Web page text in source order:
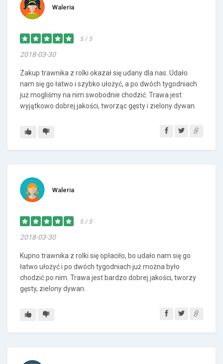
Waleria
5 / 5
2018-03-30
Zakup trawnika z rolki okazał się udany dla nas. Udało
nam się go łatwo i szybko ułożyć, a po dwóch tygodniach
już mogliśmy na nim swobodnie chodzić. Trawa jest
wyjątkowo dobrej jakości, tworząc gęsty i zielony dywan.
Waleria
5 / 5
2018-03-30
Kupno trawnika z rolki się opłaciło, bo udało nam się go
łatwo ułożyć i po dwóch tygodniach już można było
chodzić po nim. Trawa jest bardzo dobrej jakości, tworzy
gęsty, zielony dywan.